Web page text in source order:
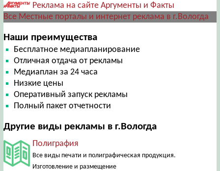
Реклама на сайте Аргументы и Факты
Все Местные порталы и интернет реклама в г.Вологда
Наши преимущества
Бесплатное медиапланирование
Отличная отдача от рекламы
Медиаплан за 24 часа
Низкие цены
Оперативный запуск рекламы
Полный пакет отчетности
Другие виды рекламы в г.Вологда
Полиграфия
Все виды печати и полиграфическая продукция.
Изготовление и размещение